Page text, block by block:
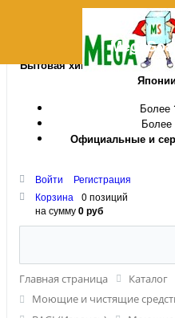
Бытовая химия и косметика
Более
Более
Официальные и
Войти
Регистрация
Корзина
0 позиций
на сумму0 руб
Главная страница
Каталог
Моющие и чистящие